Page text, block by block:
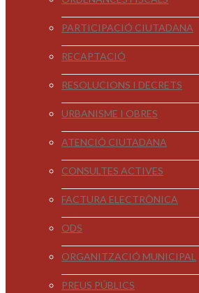
PARTICIPACIÓ CIUTADANA
RECAPTACIÓ
RESOLUCIONS I DECRETS
URBANISME I OBRES
ATENCIÓ CIUTADANA
CONSULTES ACTIVES
FACTURA ELECTRÒNICA
ODS
ORGANITZACIÓ MUNICIPAL
PREUS PÚBLICS